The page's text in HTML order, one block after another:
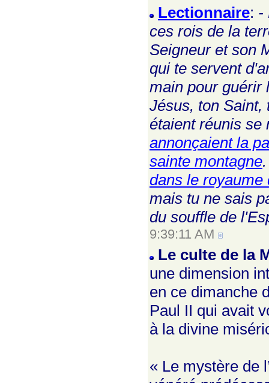
Lectionnaire: -
ces rois de la
Seigneur et son
qui te servent
main pour guérir
Jésus, ton Saint,
étaient réunis
annonçaient la
sainte montagne
dans le royaume
mais tu ne sais
du souffle de
9:39:11 AM
Le culte de la
une dimension
en ce dimanche
Paul II qui avait
à la divine
« Le mystère de